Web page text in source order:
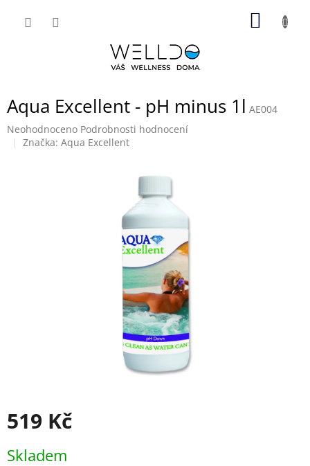
Aqua Excellent - pH minus 1l AE004
Průměrné
hodnocení
Neohodnoceno Podrobnosti hodnocení
Značka: Aqua Excellent
519 Kč
cena:
Skladem